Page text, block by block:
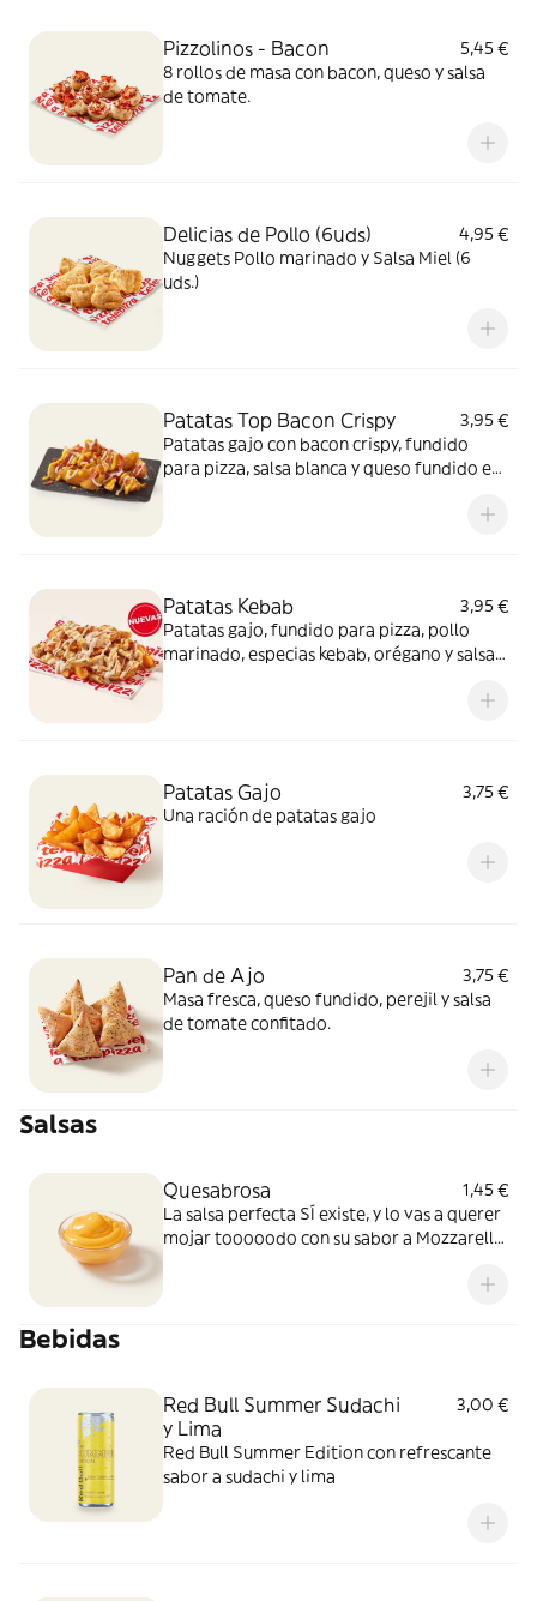
Pizzolinos - Bacon
5,45 €
8 rollos de masa con bacon, queso y salsa
de tomate.
Delicias de Pollo (6uds)
4,95 €
Nuggets Pollo marinado y Salsa Miel (6
uds.)
Patatas Top Bacon Crispy
3,95 €
Patatas gajo con bacon crispy, fundido
para pizza, salsa blanca y queso fundido en
Patatas Kebab
3,95 €
Patatas gajo, fundido para pizza, pollo
marinado, especias kebab, orégano y salsa
Patatas Gajo
3,75 €
Una ración de patatas gajo
Pan de Ajo
3,75 €
Masa fresca, queso fundido, perejil y salsa
de tomate confitado.
Salsas
Quesabrosa
1,45 €
La salsa perfecta SÍ existe, y lo vas a querer
mojar tooooodo con su sabor a Mozzarella
Bebidas
Red Bull Summer Sudachi
y Lima
3,00 €
Red Bull Summer Edition con refrescante
sabor a sudachi y lima